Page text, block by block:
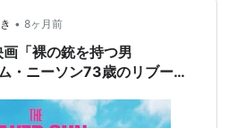
• 8ヶ月前
画「裸の銃を持つ男
・ニーソン73歳のリブート
めすぎで爆笑と気まずさの